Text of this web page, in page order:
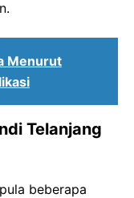
Menurut
Telanjang
beberapa